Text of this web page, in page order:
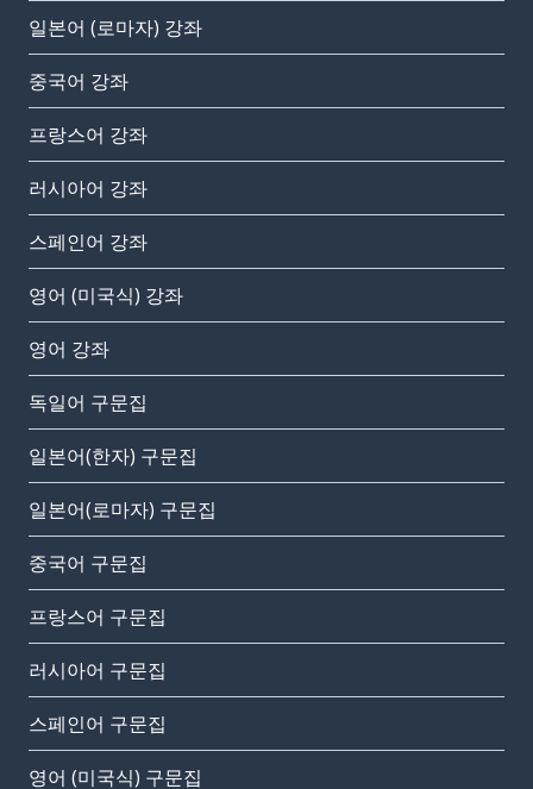
일본어 (로마자) 강좌
중국어 강좌
프랑스어 강좌
러시아어 강좌
스페인어 강좌
영어 (미국식) 강좌
영어 강좌
독일어 구문집
일본어(한자) 구문집
일본어(로마자) 구문집
중국어 구문집
프랑스어 구문집
러시아어 구문집
스페인어 구문집
영어 (미국식) 구문집